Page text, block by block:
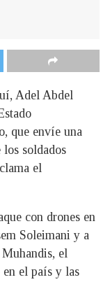
Adel Abdel
que envíe una
soldados
el
con drones en
Soleimani y a
el
en el país y las